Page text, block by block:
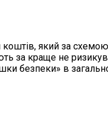
коштів, який за
за краще не
безпеки» в